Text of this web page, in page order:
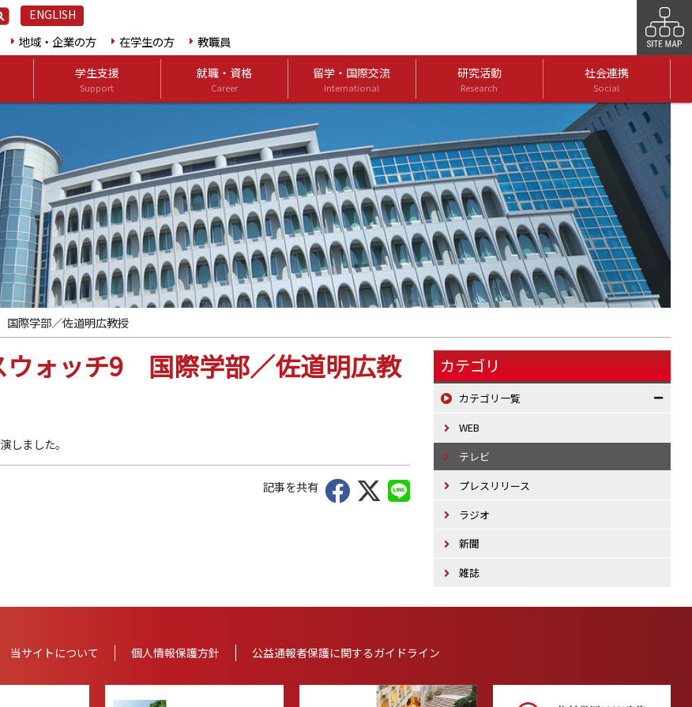
ENGLISH
地域・企業の方 在学生の方 教職員
学生支援
Support
就職・資格
Career
留学・国際交流
International
研究活動
Research
社会連携
Social
際学部／佐道明広教授
ォッチ9 国際学部／佐道明広教
しました。
記事を共有
カテゴリ
カテゴリ一覧
WEB
テレビ
プレスリリース
ラジオ
新聞
雑誌
当サイトについて 個人情報保護方針 公益通報者保護に関するガイドライン